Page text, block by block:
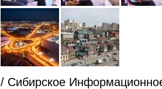
/ Сибирское